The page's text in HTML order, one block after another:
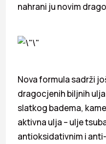
nahrani ju novim
Nova formula sadrži
dragocjenih biljnih
slatkog badema,
aktivna ulja – ulje
antioksidativnim i